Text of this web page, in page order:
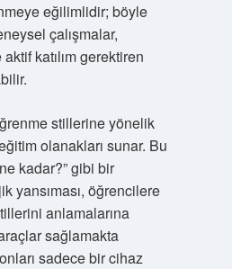
eğilimlidir; böyle
çalışmalar,
katılım gerektiren
stillerine yönelik
olanakları sunar. Bu
kadar?” gibi bir
yansıması, öğrencilere
anlamalarına
sağlamakta
sadece bir cihaz